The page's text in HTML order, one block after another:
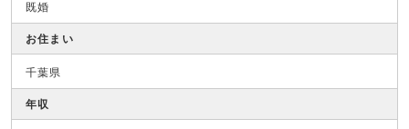
既婚
お住まい
千葉県
年収